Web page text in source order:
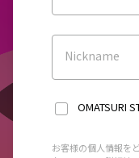
Nickname
OMATSURI
お客様の個人情報を